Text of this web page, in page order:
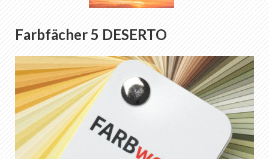
Farbfächer 5 DESERTO